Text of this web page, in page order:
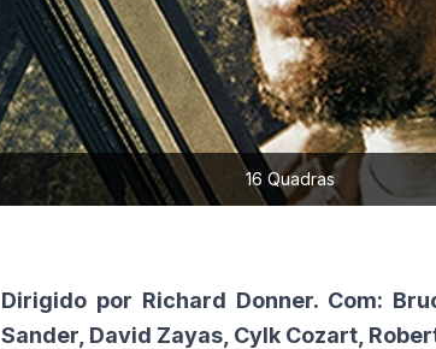
16 Quadras
Dirigido por Richard Donner. Com:
Sander, David Zayas, Cylk Cozart,